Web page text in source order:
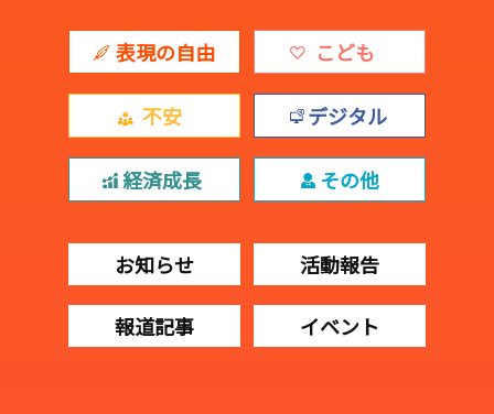
表現の自由 こども
不安 デジタル
経済成長 その他
お知らせ 活動報告
報道記事 イベント